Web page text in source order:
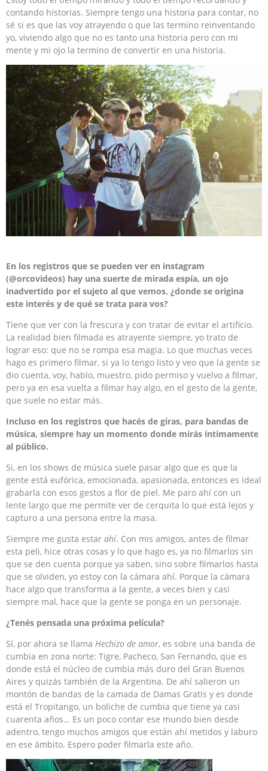
contando historias. Siempre tengo una historia para contar, no
sé si es que las voy atrayendo o que las termino reinventando
yo, viviendo algo que no es tanto una historia pero con mi
mente y mi ojo la termino de convertir en una historia.
En los registros que se pueden ver en instagram
(@orcovideos) hay una suerte de mirada espía, un ojo
inadvertido por el sujeto al que vemos, ¿donde se origina
este interés y de qué se trata para vos?
Tiene que ver con la frescura y con tratar de evitar el artificio.
La realidad bien filmada es atrayente siempre, yo trato de
lograr eso: que no se rompa esa magia. Lo que muchas veces
hago es primero filmar, si ya lo tengo listo y veo que la gente se
dio cuenta, voy, hablo, muestro, pido permiso y vuelvo a filmar,
pero ya en esa vuelta a filmar hay algo, en el gesto de la gente,
que suele no estar más.
Incluso en los registros que hacés de giras, para bandas de
música, siempre hay un momento donde mirás íntimamente
al público.
Si, en los shows de música suele pasar algo que es que la
gente está eufórica, emocionada, apasionada, entonces es ideal
grabarla con esos gestos a flor de piel. Me paro ahí con un
lente largo que me permite ver de cerquita lo que está lejos y
capturo a una persona entre la masa.
Siempre me gusta estar ahí. Con mis amigos, antes de filmar
esta peli, hice otras cosas y lo que hago es, ya no filmarlos sin
que se den cuenta porque ya saben, sino sobre filmarlos hasta
que se olviden, yo estoy con la cámara ahí. Porque la cámara
hace algo que transforma a la gente, a veces bien y casi
siempre mal, hace que la gente se ponga en un personaje.
¿Tenés pensada una próxima película?
Sí, por ahora se llama Hechizo de amor, es sobre una banda de
cumbia en zona norte: Tigre, Pacheco, San Fernando, que es
donde está el núcleo de cumbia más duro del Gran Buenos
Aires y quizás también de la Argentina. De ahí salieron un
montón de bandas de la camada de Damas Gratis y es donde
está el Tropitango, un boliche de cumbia que tiene ya casi
cuarenta años… Es un poco contar ese mundo bien desde
adentro, tengo muchos amigos que están ahí metidos y laburo
en ese ámbito. Espero poder filmarla este año.